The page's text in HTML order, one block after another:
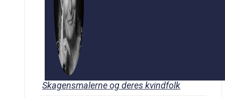
Skagensmalerne og deres kvindfolk